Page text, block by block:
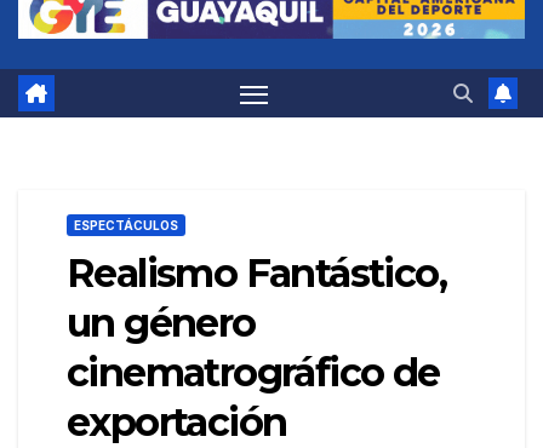
ESPECTÁCULOS
Realismo Fantástico,
un género
cinematrográfico de
exportación